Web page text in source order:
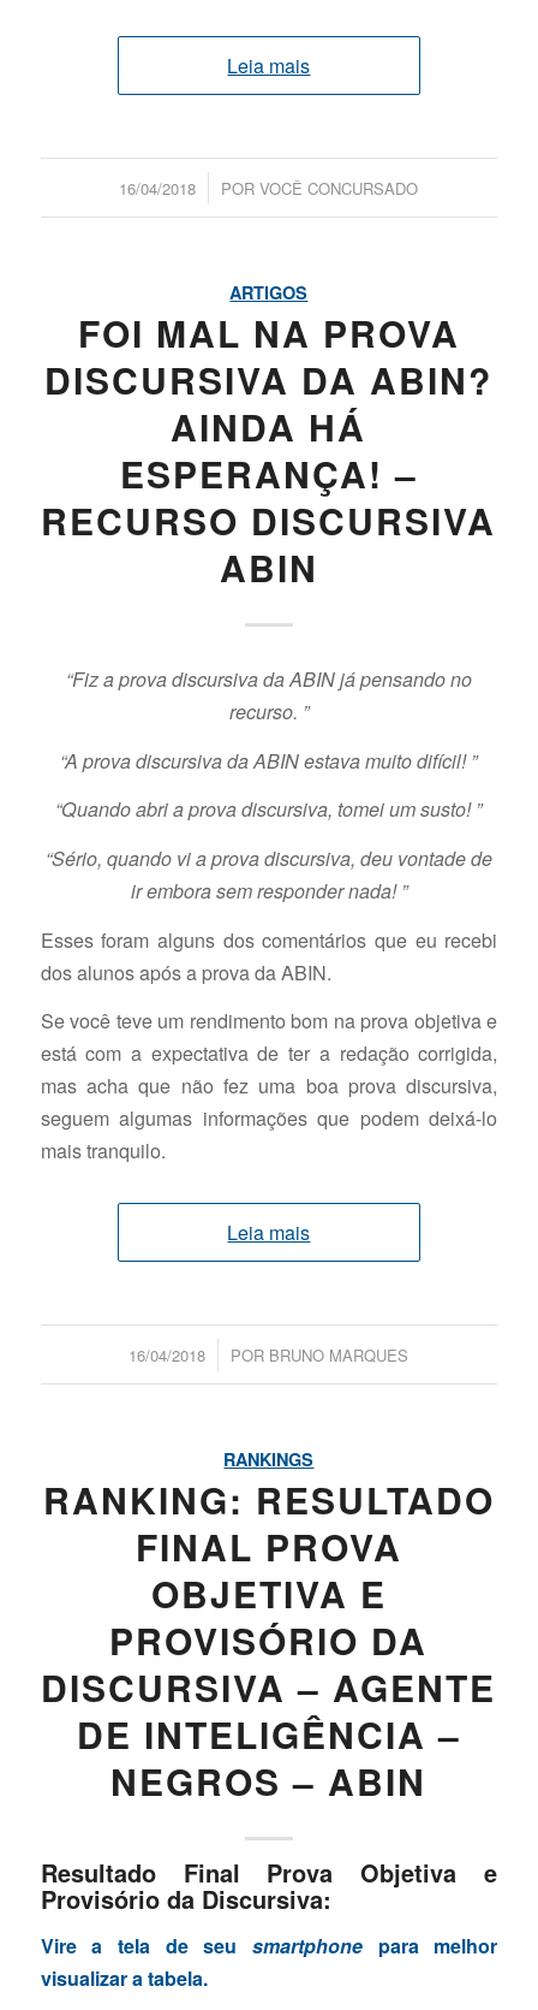
Leia mais
16/04/2018
/ PORVOCÊ CONCURSADO
ARTIGOS
FOI MAL NA PROVA
DISCURSIVA DA ABIN?
AINDA HÁ
ESPERANÇA! –
RECURSO DISCURSIVA
ABIN
“Fiz a prova discursiva da ABIN já pensando no
recurso. ”
“A prova discursiva da ABIN estava muito difícil! ”
“Quando abri a prova discursiva, tomei um susto! ”
“Sério, quando vi a prova discursiva, deu vontade de
ir embora sem responder nada! ”
Esses foram alguns dos comentários que eu recebi
dos alunos após a prova da ABIN.
Se você teve um rendimento bom na prova objetiva e
está com a expectativa de ter a redação corrigida,
mas acha que não fez uma boa prova discursiva,
seguem algumas informações que podem deixá-lo
mais tranquilo.
Leia mais
16/04/2018
/ POR BRUNO MARQUES
RANKINGS
RANKING: RESULTADO
FINAL PROVA
OBJETIVA E
PROVISÓRIO DA
DISCURSIVA – AGENTE
DE INTELIGÊNCIA –
NEGROS – ABIN
Resultado Final Prova Objetiva e
Provisório da Discursiva:
Vire a tela de seusmartphone para melhor
visualizar a tabela.